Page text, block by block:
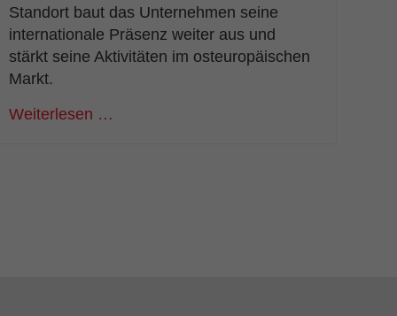
Standort baut das Unternehmen seine
internationale Präsenz weiter aus und
stärkt seine Aktivitäten im osteuropäischen
Markt.
Weiterlesen …